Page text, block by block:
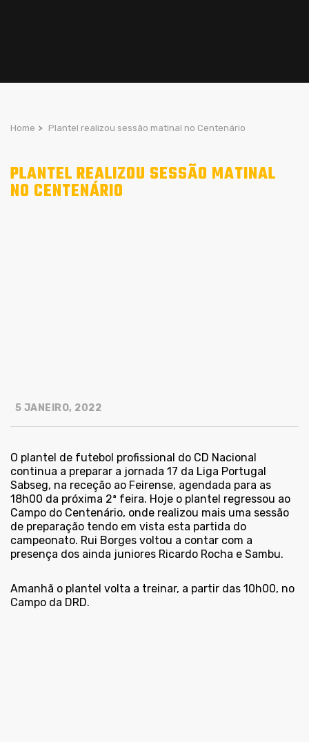
Home > Plantel realizou sessão matinal no Centenário
PLANTEL REALIZOU SESSÃO MATINAL
NO CENTENÁRIO
5 JANEIRO, 2022
O plantel de futebol profissional do CD Nacional
continua a preparar a jornada 17 da Liga Portugal
Sabseg, na receção ao Feirense, agendada para as
18h00 da próxima 2ª feira. Hoje o plantel regressou ao
Campo do Centenário, onde realizou mais uma sessão
de preparação tendo em vista esta partida do
campeonato. Rui Borges voltou a contar com a
presença dos ainda juniores Ricardo Rocha e Sambu.
Amanhã o plantel volta a treinar, a partir das 10h00, no
Campo da DRD.